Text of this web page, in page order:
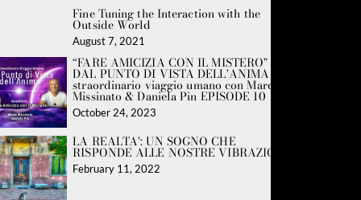
Fine Tuning the Interaction with the
Outside World
August 7, 2021
“FARE AMICIZIA CON IL MISTERO"
DAL PUNTO DI VISTA DELL'ANIMA Lo
straordinario viaggio umano con Marco
Missinato & Daniela Pin EPISODE 10
October 24, 2023
LA REALTA': UN SOGNO CHE
RISPONDE ALLE NOSTRE VIBRAZIONI
February 11, 2022